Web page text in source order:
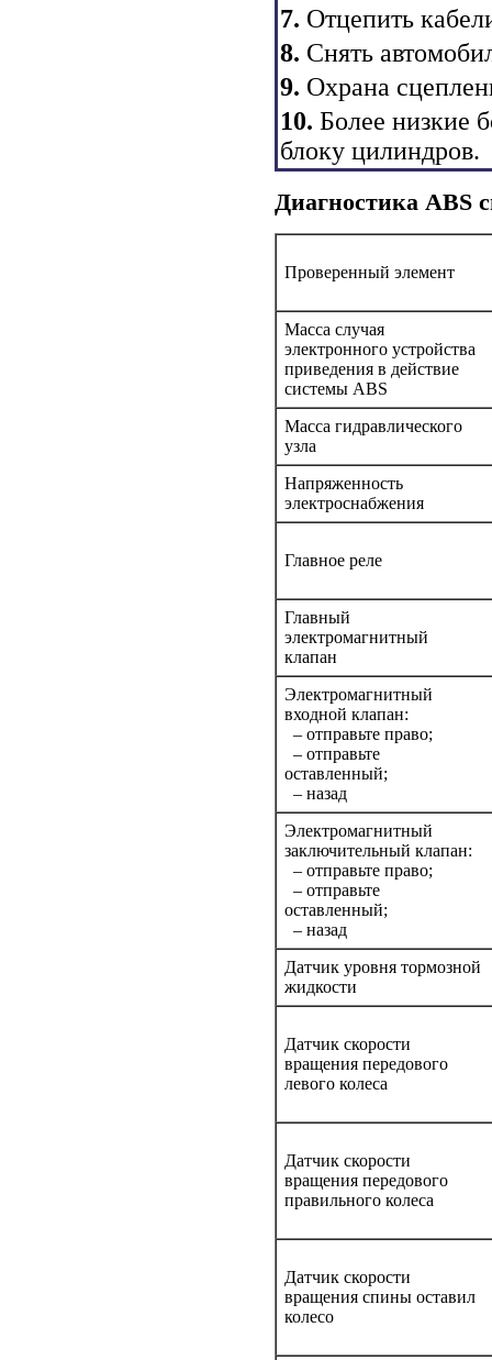
7. Отцепить
8. Снять
9. Охрана
10. Более низкие
блоку цилиндров.
Диагностика ABS
Проверенный элемент
Масса случая
электронного устройства
приведения в действие
системы ABS
Масса гидравлического
узла
Напряженность
электроснабжения
Главное реле
Главный
электромагнитный
клапан
Электромагнитный
входной клапан:
– отправьте право;
– отправьте
оставленный;
– назад
Электромагнитный
заключительный клапан:
– отправьте право;
– отправьте
оставленный;
– назад
Датчик уровня тормозной
жидкости
Датчик скорости
вращения передового
левого колеса
Датчик скорости
вращения передового
правильного колеса
Датчик скорости
вращения спины оставил
колесо